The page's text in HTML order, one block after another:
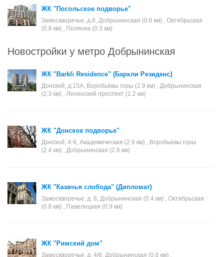
ЖК "Посольское подворье"
Замоскворечье, д.6, Добрынинская (0.6 км) , Октябрьская
(0.8 км) , Полянка (0.3 км)
Новостройки у метро Добрынинская
ЖК "Barkli Residence" (Баркли Резиденс)
Донской, д.15А, Воробьёвы горы (2.9 км) , Добрынинская
(2.3 км) , Ленинский проспект (1.2 км)
ЖК "Донское подворье"
Донской, 4-6, Академическая (2.9 км) , Воробьёвы горы
(2.4 км) , Добрынинская (2.6 км)
ЖК "Казачья слобода" (Дипломат)
Замоскворечье, д. 6, Добрынинская (0.4 км) , Октябрьская
(0.8 км) , Павелецкая (0.9 км)
ЖК "Римский дом"
Замоскворечье, д. 4/6, Добрынинская (0.6 км) ,